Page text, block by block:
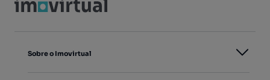
Sobre o Imovirtual